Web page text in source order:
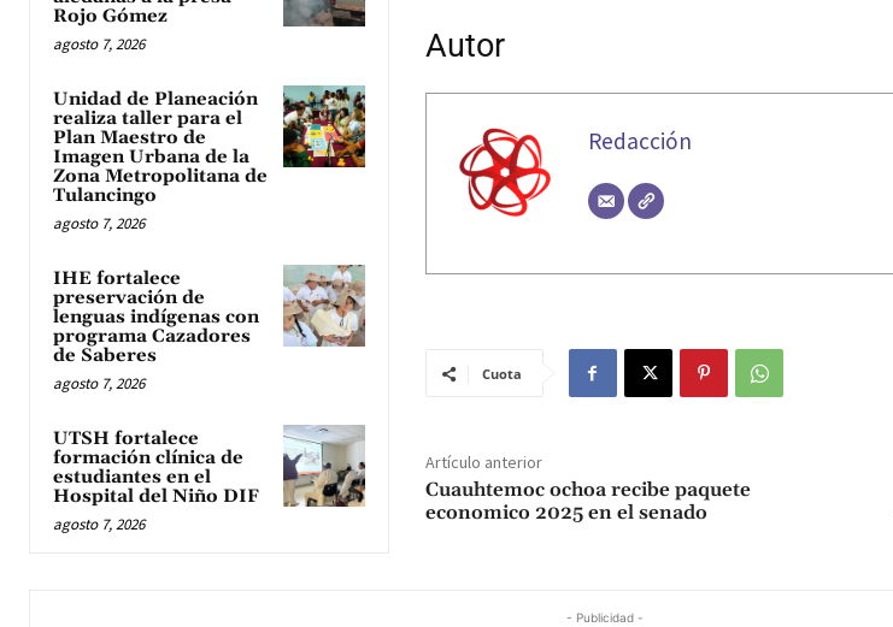
Rojo Gómez
agosto 7, 2026
Unidad de Planeación
realiza taller para el
Plan Maestro de
Imagen Urbana de la
Zona Metropolitana de
Tulancingo
agosto 7, 2026
IHE fortalece
preservación de
lenguas indígenas con
programa Cazadores
de Saberes
agosto 7, 2026
UTSH fortalece
formación clínica de
estudiantes en el
Hospital del Niño DIF
agosto 7, 2026
Autor
Redacción
Cuota
Artículo anterior
Cuauhtemoc ochoa recibe paquete
economico 2025 en el senado
- Publicidad -